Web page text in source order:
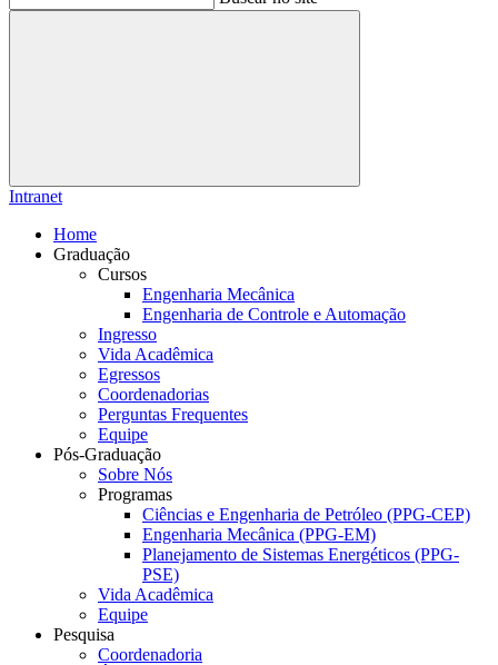
Buscar
Intranet
Home
Graduação
Cursos
Engenharia Mecânica
Engenharia de Controle e Automação
Ingresso
Vida Acadêmica
Egressos
Coordenadorias
Perguntas Frequentes
Equipe
Pós-Graduação
Sobre Nós
Programas
Ciências e Engenharia de Petróleo (PPG-CEP)
Engenharia Mecânica (PPG-EM)
Planejamento de Sistemas Energéticos (PPG-
PSE)
Vida Acadêmica
Equipe
Pesquisa
Coordenadoria